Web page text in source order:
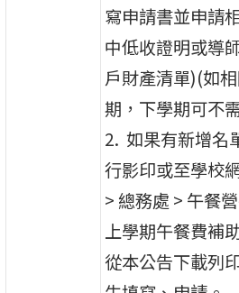
寫申請書並申請
中低收證明或導
戶財產清單)(如
期，下學期可不
2. 如果有新增名
行影印或至學校
> 總務處 > 午餐
上學期午餐費補
從本公告下載列